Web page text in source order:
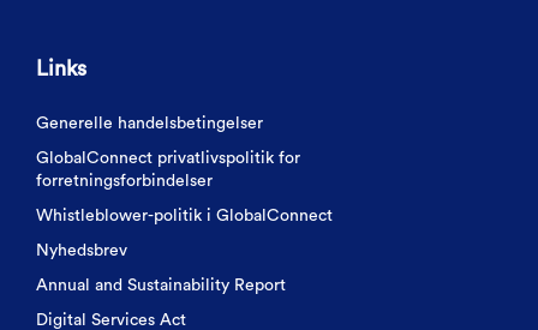
Links
Generelle handelsbetingelser
GlobalConnect privatlivspolitik for
forretningsforbindelser
Whistleblower-politik i GlobalConnect
Nyhedsbrev
Annual and Sustainability Report
Digital Services Act